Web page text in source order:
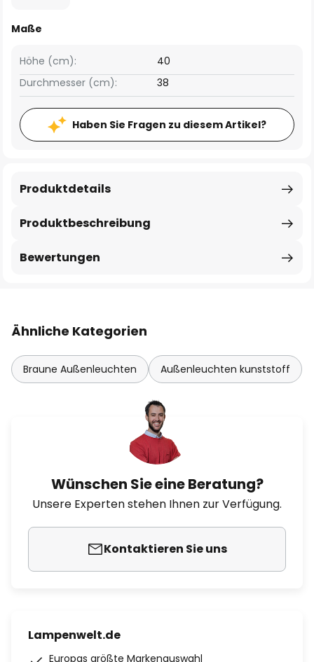
Maße
Höhe (cm):
40
Durchmesser (cm):
38
Haben Sie Fragen zu diesem Artikel?
Produktbeschreibung
Produktdetails
Bewertungen
Ähnliche Kategorien
Braune Außenleuchten Außenleuchten kunststoff
Wünschen Sie eine Beratung?
Unsere Experten stehen Ihnen zur Verfügung.
Kontaktieren Sie uns
Lampenwelt.de
Europas größte Markenauswahl